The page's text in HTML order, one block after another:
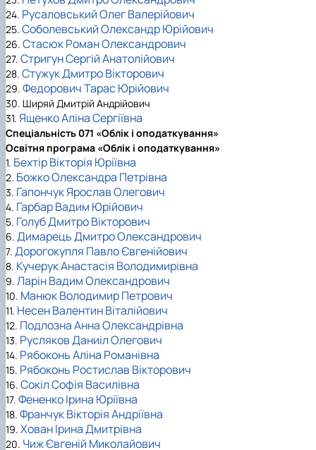
24. Русаловський Олег Валерійович
25. Соболевський Олександр Юрійович
26. Стасюк Роман Олександрович
27. Стригун Сергій Анатолійович
28. Стужук Дмитро Вікторович
29. Федорович Тарас Юрійович
30. Ширяй Дмитрій Андрійович
31. Ященко Аліна Сергіївна
Спеціальність 071 «Облік і оподаткування»
Освітня програма «Облік і оподаткування»
1. Бехтір Вікторія Юріївна
2. Божко Олександра Петрівна
3. Гапончук Ярослав Олегович
4. Гарбар Вадим Юрійович
5. Голуб Дмитро Вікторович
6. Димарець Дмитро Олександрович
7. Дорогокупля Павло Євгенійович
8. Кучерук Анастасія Володимирівна
9. Ларін Вадим Олександрович
10. Манюк Володимир Петрович
11. Несен Валентин Віталійович
12. Подлозна Анна Олександрівна
13. Русляков Даниіл Олегович
14. Рябоконь Аліна Романівна
15. Рябоконь Ростислав Вікторович
16. Сокіл Софія Василівна
17. Фененко Ірина Юріївна
18. Франчук Вікторія Андріївна
19. Хован Ірина Дмитрівна
20. Чиж Євгеній Миколайович